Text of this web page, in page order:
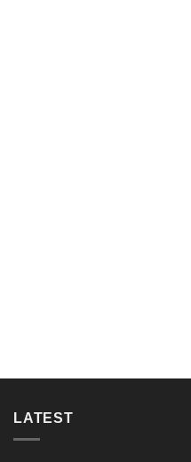
LATEST